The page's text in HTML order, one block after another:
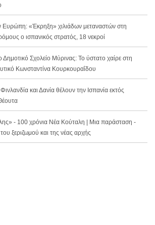
Ευρώπη: «Έκρηξη» χιλιάδων μεταναστών στη
ο ισπανικός στρατός, 18 νεκροί
Δημοτικό Σχολείο Μύρινας: Το ύστατο χαίρε στη
Κωνσταντίνα Κουρκουραΐδου
Φινλανδία και Δανία θέλουν την Ισπανία εκτός
- 100 χρόνια Νέα Κούταλη | Μια παράσταση -
ξεριζωμού και της νέας αρχής